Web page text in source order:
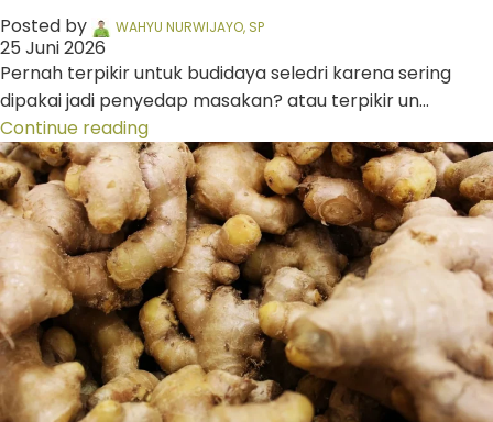
Posted by WAHYU NURWIJAYO, SP
25 Juni 2026
Pernah terpikir untuk budidaya seledri karena sering
dipakai jadi penyedap masakan? atau terpikir un...
Continue reading